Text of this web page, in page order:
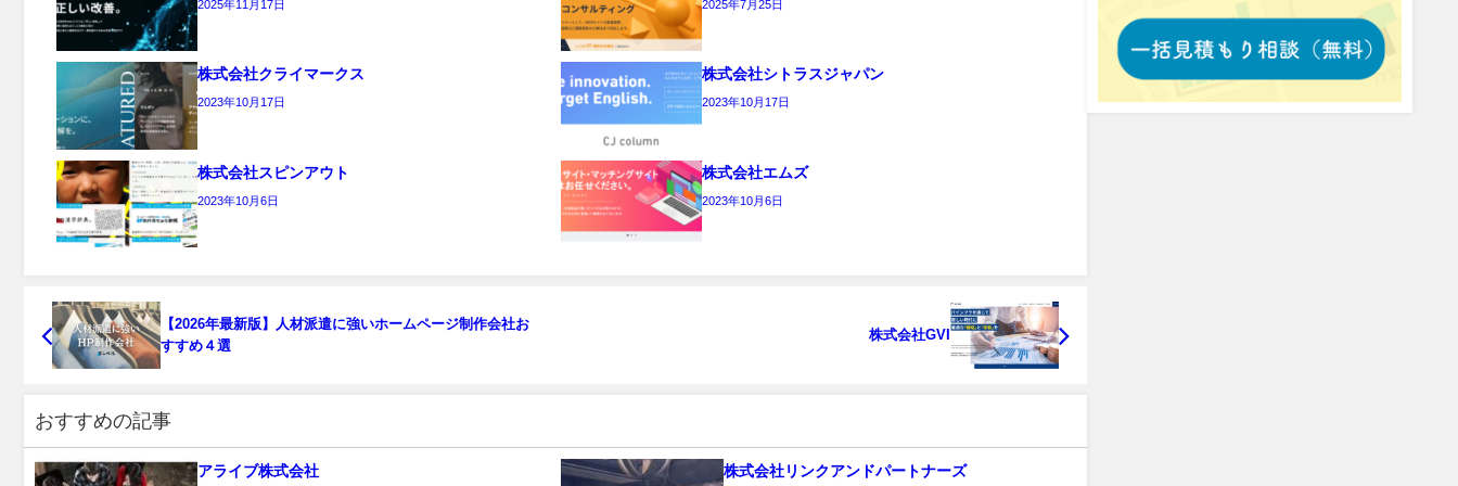
2025年11月17日 2025年7月25日
株式会社クライマークス
2023年10月17日
株式会社シトラスジャパン
2023年10月17日
株式会社スピンアウト
2023年10月6日
株式会社エムズ
2023年10月6日
【2026年最新版】人材派遣に強いホームページ制作会社お
すすめ４選
株式会社GVI
おすすめの記事
アライブ株式会社 株式会社リンクアンドパートナーズ